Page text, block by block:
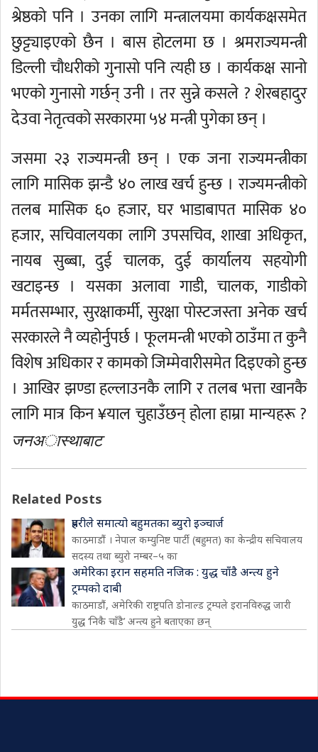
श्रेष्ठको पनि । उनका लागि मन्त्रालयमा कार्यकक्षसमेत
छुट्ट्याइएको छैन । बास होटलमा छ । श्रमराज्यमन्त्री
डिल्ली चौधरीको गुनासो पनि त्यही छ । कार्यकक्ष सानो
भएको गुनासो गर्छन् उनी । तर सुन्ने कसले ? शेरबहादुर
देउवा नेतृत्वको सरकारमा ५४ मन्त्री पुगेका छन् ।
जसमा २३ राज्यमन्त्री छन् । एक जना राज्यमन्त्रीका
लागि मासिक झन्डै ४० लाख खर्च हुन्छ । राज्यमन्त्रीको
तलब मासिक ६० हजार, घर भाडाबापत मासिक ४०
हजार, सचिवालयका लागि उपसचिव, शाखा अधिकृत,
नायब सुब्बा, दुई चालक, दुई कार्यालय सहयोगी
खटाइन्छ । यसका अलावा गाडी, चालक, गाडीको
मर्मतसम्भार, सुरक्षाकर्मी, सुरक्षा पोस्टजस्ता अनेक खर्च
सरकारले नै व्यहोर्नुपर्छ । फूलमन्त्री भएको ठाउँमा त कुनै
विशेष अधिकार र कामको जिम्मेवारीसमेत दिइएको हुन्छ
। आखिर झण्डा हल्लाउनकै लागि र तलब भत्ता खानकै
लागि मात्र किन ¥याल चुहाउँछन् होला हाम्रा मान्यहरू ?
जनअास्थाबाट
Related Posts
प्रहरीले समात्यो बहुमतका ब्युरो इञ्चार्ज
काठमाडौं । नेपाल कम्युनिष्ट पार्टी (बहुमत) का केन्द्रीय सचिवालय
सदस्य तथा ब्युरो नम्बर–५ का
अमेरिका इरान सहमति नजिक : युद्ध चाँडै अन्त्य हुने
ट्रम्पको दाबी
काठमाडौं, अमेरिकी राष्ट्रपति डोनाल्ड ट्रम्पले इरानविरुद्ध जारी
युद्ध ‘निकै चाँडै’ अन्त्य हुने बताएका छन्